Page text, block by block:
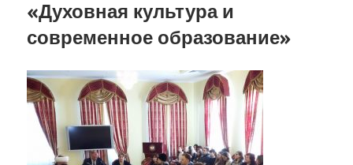
и
Кирилла
«Духовная культура и
современное образование»